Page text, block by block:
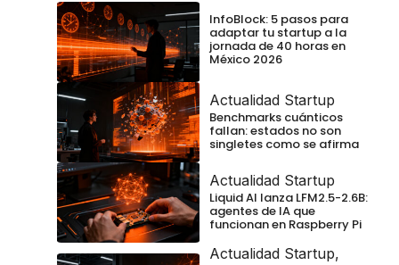
InfoBlock: 5 pasos para
adaptar tu startup a la
jornada de 40 horas en
México 2026
Actualidad Startup
Benchmarks cuánticos
fallan: estados no son
singletes como se afirma
Actualidad Startup
Liquid AI lanza LFM2.5-2.6B:
agentes de IA que
funcionan en Raspberry Pi
Actualidad Startup,